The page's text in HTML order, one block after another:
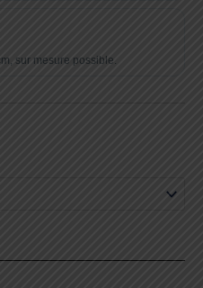
sur mesure possible.